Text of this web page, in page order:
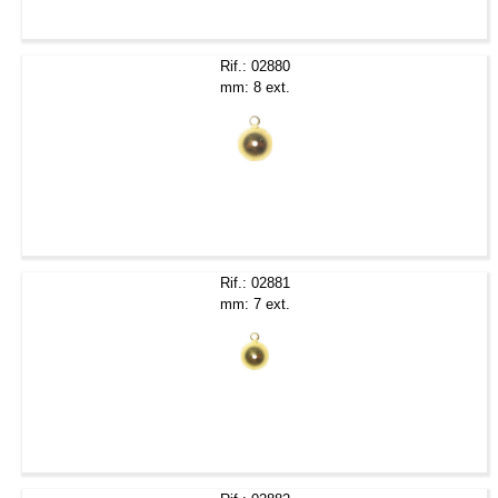
Rif.: 02880
mm: 8 ext.
Rif.: 02881
mm: 7 ext.